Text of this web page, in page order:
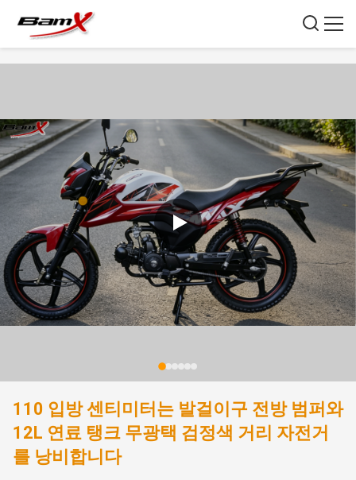
110 입방 센티미터는 발걸이구 전방 범퍼와
12L 연료 탱크 무광택 검정색 거리 자전거
를 낭비합니다